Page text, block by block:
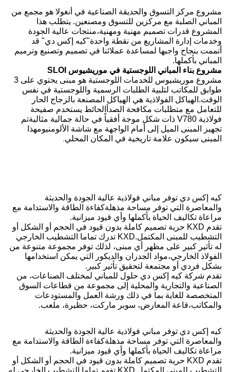
مشروع مركز التسوق والحديقة الصناعية في أنغولا هو مجمع من
المباني الصلبة مع مركزين للتسوق ومصنعين. يتطلب هذا
المشروع قدرات تصميم مهنية ومهنية،منتجات عالية الجودة
وخدمات إدارة المشاريع من نقطة واحدة"كيه إكس دي" قد
أتممت بنجاح واجبها لمساعدة عملائنا في تصميم وتصنيع وترميم
المباني بأكملها.
مشروع بناء المباني اللوجستية في موريشيوس SLOI
مشروع موريشيوس للخدمات اللوجستية هو مبنى يحتوي على 3
طوابق للمكاتب لتلبية الطلبات الرسمية واللوجستية في نفس
الوقت.الهياكل الفولاذية هي الهياكل المصنعة بالزجاج الحار
للتعامل مع متطلبات مكافحة الصدأالحائط يستخدم صفيحة
فولاذية V780 ذات شكل موجة أفقياً في حالة جمالية مثاليةتم
تجهيز المبنى الميل إلى أمام الواجهة مع شاشة الألومنيومهذا
المبنى سيكون علامة تاريخية في المكان المحلي
كيه إكس دي توفر مباني فولاذية عالية الجودة والحديثة
والمعاصرة التي توفر مساحة مذهلةكفاءة الطاقة والاستدامة مع
مراعاة تكاليف الحياة بأكملها وأي قيود ميزانية.
تقدم KXD حرية تصميم كاملة بدون قيود في الحجم أو الشكل أو
التشطيب للمبنى المكتمل.
KXD تدرك تماما التشطيب الخارجي
له تأثير كبير على مظهر أي مبنى، لذلك توفر مجموعة متنوعة من
الفولاذ الخارجي،مواد الجدران والديكور التي يمكن استخدامها
بشكل فردي أو مجتمعة لتحقيق تأثير كبير.
تقدم شركة كيه إكس دي حلول للمباني لمختلف الصناعات، من
الصناعية والتجارية والمحلية إلى مجموعة من قطاعات السوق
المتخصصة للغاية بما في ذلك ورشة العمل والمستودعات
والمكاتب،قاعة المعارض، سوبر ماركت، حظيرة، ملعب.
كيه إكس دي توفر مباني فولاذية عالية الجودة والحديثة
والمعاصرة التي توفر مساحة مذهلةكفاءة الطاقة والاستدامة مع
مراعاة تكاليف الحياة بأكملها وأي قيود ميزانية.